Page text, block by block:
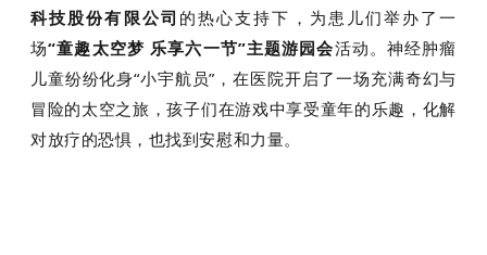
科技股份有限公司 的热心支持下，为患儿们举办了一
场“童趣太空梦 乐享六一节”主题游园会活动。神经肿瘤
儿童纷纷化身“小宇航员”，在医院开启了一场充满奇幻与
冒险的太空之旅，孩子们在游戏中享受童年的乐趣，化解
对放疗的恐惧，也找到安慰和力量。